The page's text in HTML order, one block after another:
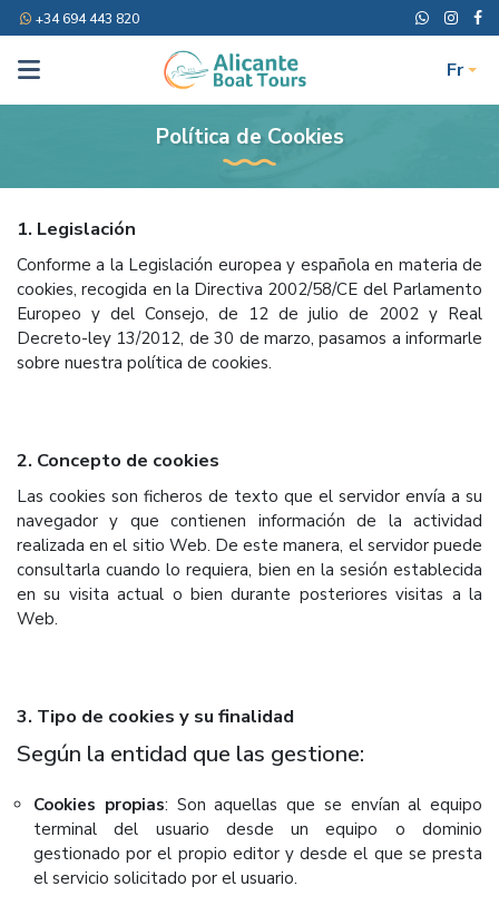
+34 694 443 820
Fr
Política de Cookies
1. Legislación
Conforme a la Legislación europea y española en materia de
cookies, recogida en la Directiva 2002/58/CE del Parlamento
Europeo y del Consejo, de 12 de julio de 2002 y Real
Decreto-ley 13/2012, de 30 de marzo, pasamos a informarle
sobre nuestra política de cookies.
2. Concepto de cookies
Las cookies son ficheros de texto que el servidor envía a su
navegador y que contienen información de la actividad
realizada en el sitio Web. De este manera, el servidor puede
consultarla cuando lo requiera, bien en la sesión establecida
en su visita actual o bien durante posteriores visitas a la
Web.
3. Tipo de cookies y su finalidad
Según la entidad que las gestione:
Cookies propias: Son aquellas que se envían al equipo
terminal del usuario desde un equipo o dominio
gestionado por el propio editor y desde el que se presta
el servicio solicitado por el usuario.